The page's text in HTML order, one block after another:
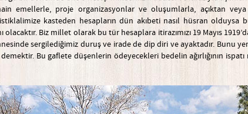
emellerle, proje organizasyonlar ve oluşumlarla, açıktan
kasteden hesapların dün akıbeti nasıl hüsran olduysa
Biz millet olarak bu tür hesaplara itirazımızı 19 Mayıs
sergilediğimiz duruş ve irade de dip diri ve ayaktadır. Bunu
Bu gaflete düşenlerin ödeyecekleri bedelin ağırlığının